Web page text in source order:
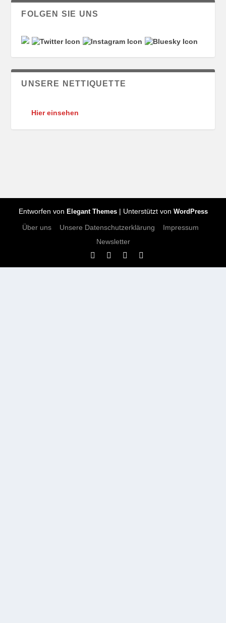
FOLGEN SIE UNS
UNSERE NETTIQUETTE
Hier einsehen
Entworfen von Elegant Themes| Unterstützt von WordPress
Über uns Unsere Datenschutzerklärung
Impressum
Newsletter